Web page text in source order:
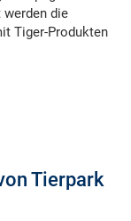
die
Tiger-Produkten
Tierpark